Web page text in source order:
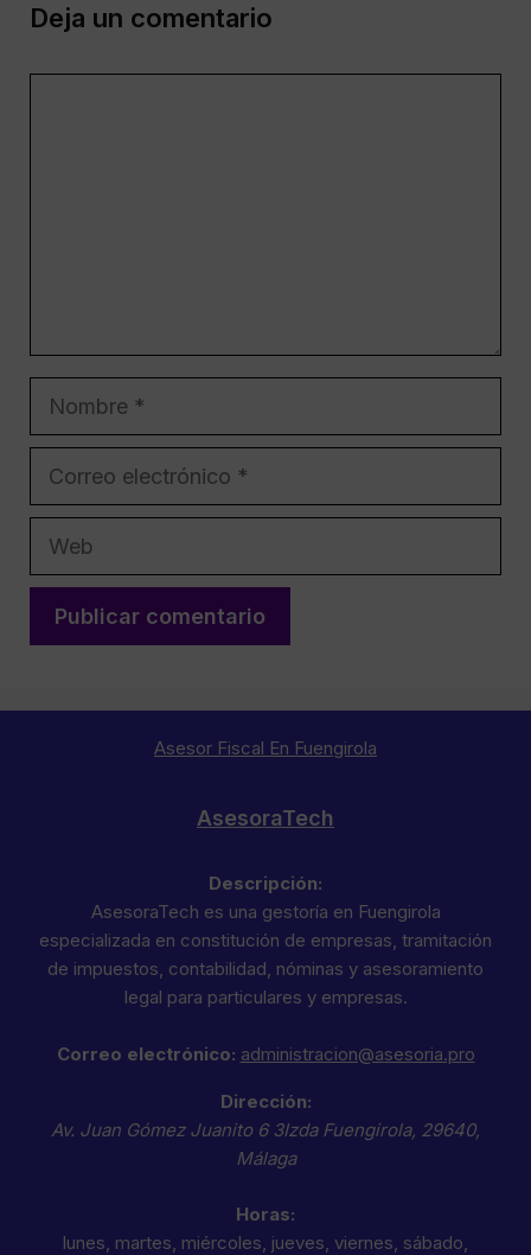
Deja un comentario
Asesor Fiscal En Fuengirola
AsesoraTech
Descripción:
AsesoraTech es una gestoría en Fuengirola
especializada en constitución de empresas, tramitación
de impuestos, contabilidad, nóminas y asesoramiento
legal para particulares y empresas.
Correo electrónico: administracion@asesoria.pro
Dirección:
Av. Juan Gómez Juanito 6 3Izda Fuengirola, 29640,
Málaga
Horas:
lunes, martes, miércoles, jueves, viernes, sábado,